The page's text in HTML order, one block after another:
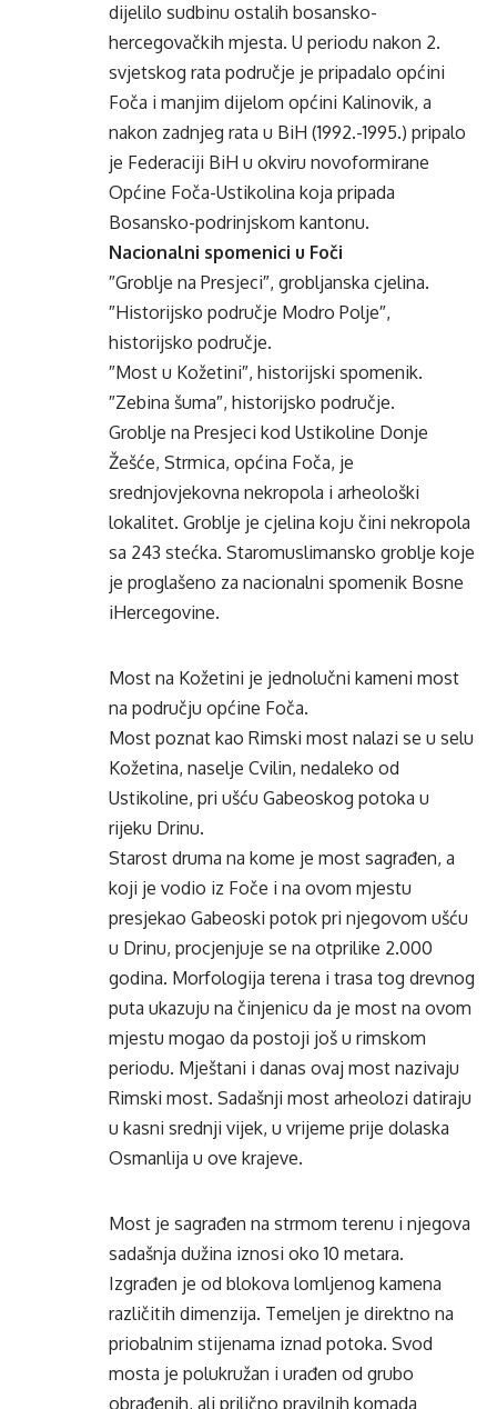
dijelilo sudbinu ostalih bosansko-
hercegovačkih mjesta. U periodu nakon 2.
svjetskog rata područje je pripadalo općini
Foča i manjim dijelom općini Kalinovik, a
nakon zadnjeg rata u BiH (1992.-1995.) pripalo
je Federaciji BiH u okviru novoformirane
Općine Foča-Ustikolina koja pripada
Bosansko-podrinjskom kantonu.
Nacionalni spomenici u Foči
″Groblje na Presjeci″, grobljanska cjelina.
″Historijsko područje Modro Polje″,
historijsko područje.
″Most u Kožetini″, historijski spomenik.
″Zebina šuma″, historijsko područje.
Groblje na Presjeci kod Ustikoline Donje
Žešće, Strmica, općina Foča, je
srednjovjekovna nekropola i arheološki
lokalitet. Groblje je cjelina koju čini nekropola
sa 243 stećka. Staromuslimansko groblje koje
je proglašeno za nacionalni spomenik Bosne
iHercegovine.
Most na Kožetini je jednolučni kameni most
na području općine Foča.
Most poznat kao Rimski most nalazi se u selu
Kožetina, naselje Cvilin, nedaleko od
Ustikoline, pri ušću Gabeoskog potoka u
rijeku Drinu.
Starost druma na kome je most sagrađen, a
koji je vodio iz Foče i na ovom mjestu
presjekao Gabeoski potok pri njegovom ušću
u Drinu, procjenjuje se na otprilike 2.000
godina. Morfologija terena i trasa tog drevnog
puta ukazuju na činjenicu da je most na ovom
mjestu mogao da postoji još u rimskom
periodu. Mještani i danas ovaj most nazivaju
Rimski most. Sadašnji most arheolozi datiraju
u kasni srednji vijek, u vrijeme prije dolaska
Osmanlija u ove krajeve.
Most je sagrađen na strmom terenu i njegova
sadašnja dužina iznosi oko 10 metara.
Izgrađen je od blokova lomljenog kamena
različitih dimenzija. Temeljen je direktno na
priobalnim stijenama iznad potoka. Svod
mosta je polukružan i urađen od grubo
obrađenih, ali prilično pravilnih komada